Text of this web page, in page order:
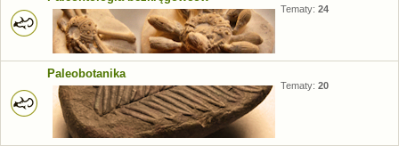
Tematy: 24
Paleobotanika
Tematy: 20